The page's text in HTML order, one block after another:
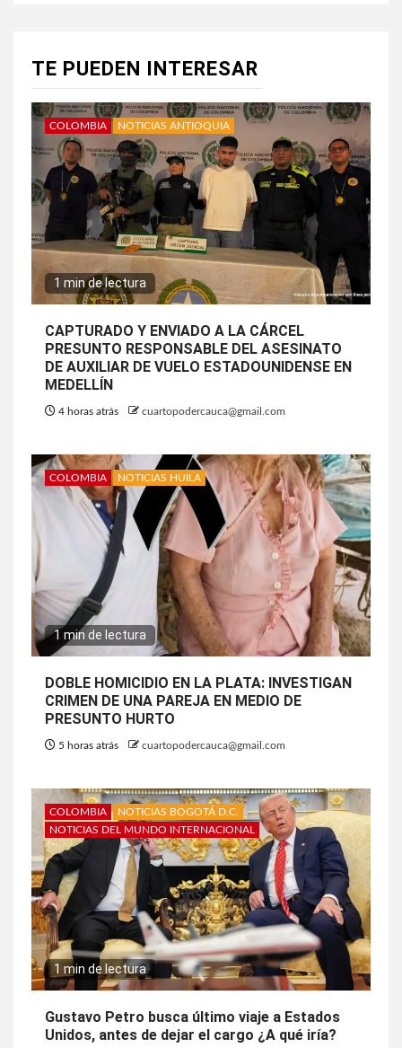
TE PUEDEN INTERESAR
COLOMBIA NOTICIAS ANTIOQUIA
1 min de lectura
CAPTURADO Y ENVIADO A LA CÁRCEL
PRESUNTO RESPONSABLE DEL ASESINATO
DE AUXILIAR DE VUELO ESTADOUNIDENSE EN
MEDELLÍN
4 horas atrás cuartopodercauca@gmail.com
COLOMBIA NOTICIAS HUILA
1 min de lectura
DOBLE HOMICIDIO EN LA PLATA: INVESTIGAN
CRIMEN DE UNA PAREJA EN MEDIO DE
PRESUNTO HURTO
5 horas atrás cuartopodercauca@gmail.com
COLOMBIA
NOTICIAS BOGOTÁ D.C.
NOTICIAS DEL MUNDO INTERNACIONAL
1 min de lectura
Gustavo Petro busca último viaje a Estados
Unidos, antes de dejar el cargo ¿A qué iría?